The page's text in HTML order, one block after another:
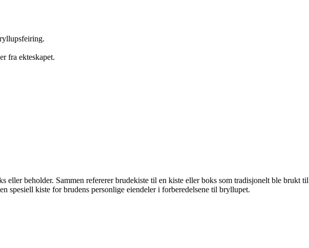
fra ekteskapet.
beholder. Sammen refererer brudekiste til en kiste eller boks som tradisjonelt ble brukt til
spesiell kiste for brudens personlige eiendeler i forberedelsene til bryllupet.